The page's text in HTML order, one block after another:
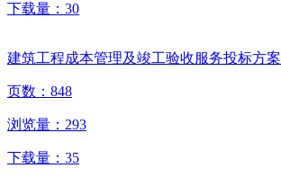
下载量： 30
建筑工程成本管理及竣工验收服务投标方案
页数： 848
浏览量： 293
下载量： 35